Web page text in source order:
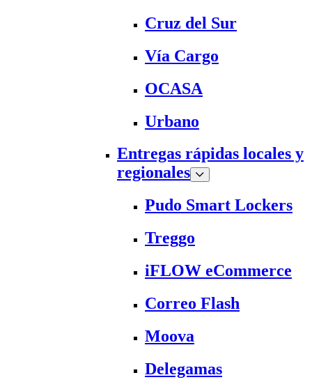
Cruz del Sur
Vía Cargo
OCASA
Urbano
Entregas rápidas locales y
regionales
Pudo Smart Lockers
Treggo
iFLOW eCommerce
Correo Flash
Moova
Delegamas